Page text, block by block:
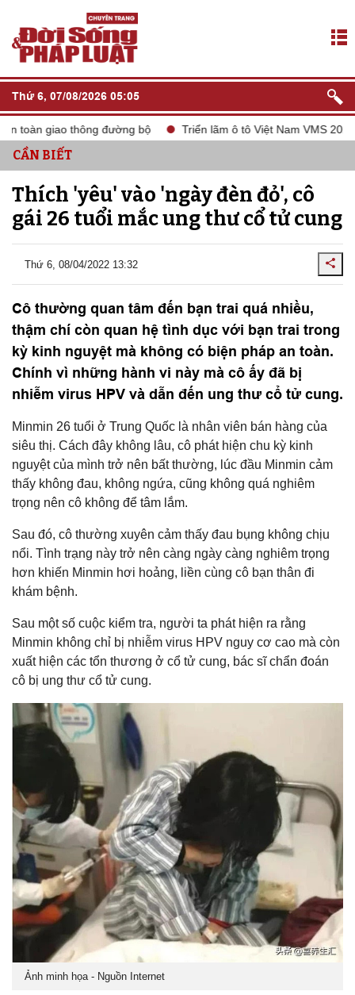
Thứ 6, 07/08/2026 05:05
giao thông đường bộ Triển lãm ô tô Việt Nam VMS 2024
CẦN BIẾT
Thích 'yêu' vào 'ngày đèn đỏ', cô
gái 26 tuổi mắc ung thư cổ tử cung
Thứ 6, 08/04/2022 13:32
Cô thường quan tâm đến bạn trai quá nhiều,
thậm chí còn quan hệ tình dục với bạn trai trong
kỳ kinh nguyệt mà không có biện pháp an toàn.
Chính vì những hành vi này mà cô ấy đã bị
nhiễm virus HPV và dẫn đến ung thư cổ tử cung.
Minmin 26 tuổi ở Trung Quốc là nhân viên bán hàng của
siêu thị. Cách đây không lâu, cô phát hiện chu kỳ kinh
nguyệt của mình trở nên bất thường, lúc đầu Minmin cảm
thấy không đau, không ngứa, cũng không quá nghiêm
trọng nên cô không để tâm lắm.
Sau đó, cô thường xuyên cảm thấy đau bụng không chịu
nổi. Tình trạng này trở nên càng ngày càng nghiêm trọng
hơn khiến Minmin hơi hoảng, liền cùng cô bạn thân đi
khám bệnh.
Sau một số cuộc kiểm tra, người ta phát hiện ra rằng
Minmin không chỉ bị nhiễm virus HPV nguy cơ cao mà còn
xuất hiện các tổn thương ở cổ tử cung, bác sĩ chẩn đoán
cô bị ung thư cổ tử cung.
Ảnh minh họa - Nguồn Internet